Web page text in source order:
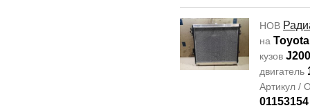
НОВ
на
кузов J200
двигатель
Артикул /